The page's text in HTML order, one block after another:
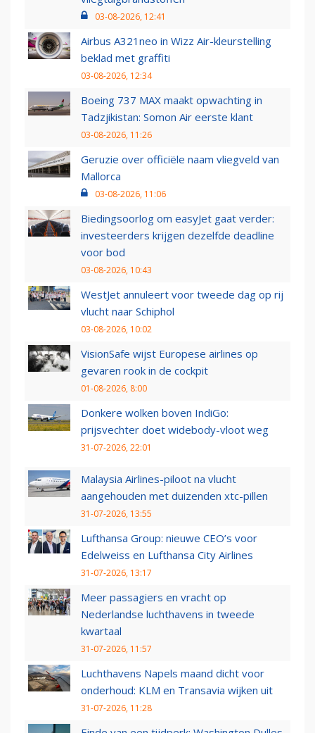
03-08-2026, 12:41
Airbus A321neo in Wizz Air-kleurstelling
beklad met graffiti
03-08-2026, 12:34
Boeing 737 MAX maakt opwachting in
Tadzjikistan: Somon Air eerste klant
03-08-2026, 11:26
Geruzie over officiële naam vliegveld van
Mallorca
03-08-2026, 11:06
Biedingsoorlog om easyJet gaat verder:
investeerders krijgen dezelfde deadline
voor bod
03-08-2026, 10:43
WestJet annuleert voor tweede dag op rij
vlucht naar Schiphol
03-08-2026, 10:02
VisionSafe wijst Europese airlines op
gevaren rook in de cockpit
01-08-2026, 8:00
Donkere wolken boven IndiGo:
prijsvechter doet widebody-vloot weg
31-07-2026, 22:01
Malaysia Airlines-piloot na vlucht
aangehouden met duizenden xtc-pillen
31-07-2026, 13:55
Lufthansa Group: nieuwe CEO’s voor
Edelweiss en Lufthansa City Airlines
31-07-2026, 13:17
Meer passagiers en vracht op
Nederlandse luchthavens in tweede
kwartaal
31-07-2026, 11:57
Luchthavens Napels maand dicht voor
onderhoud: KLM en Transavia wijken uit
31-07-2026, 11:28